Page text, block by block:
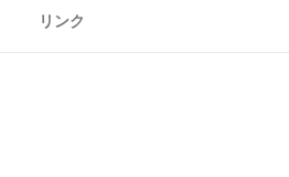
リンク